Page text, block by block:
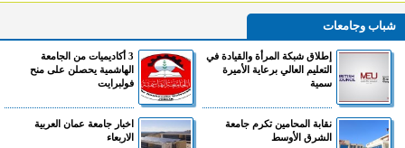
شباب وجامعات
إطلاق شبكة المرأة والقيادة في
التعليم العالي برعاية الأميرة
سمية
3 أكاديميات من الجامعة
الهاشمية يحصلن على منح
فولبرايت
نقابة المحامين تكرم جامعة
الشرق الأوسط
اخبار جامعة عمان العربية
الاربعاء